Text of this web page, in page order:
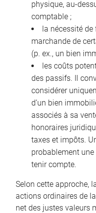
physique, au-
comptable ;
la nécessité
marchande de
(p. ex., un bien
les coûts
des passifs. Il
considérer
d’un bien
associés à sa
honoraires
taxes et impôts.
probablement une
tenir compte.
Selon cette approche,
actions ordinaires de
net des justes valeurs